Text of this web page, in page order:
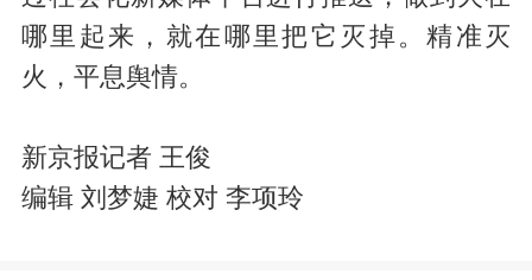
哪里起来，就在哪里把它灭掉。精准灭
火，平息舆情。
新京报记者 王俊
编辑 刘梦婕 校对 李项玲